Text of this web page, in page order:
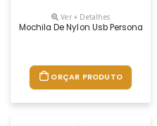
Ver + Detalhes
Mochila De Nylon Usb
ORÇAR PRODUTO